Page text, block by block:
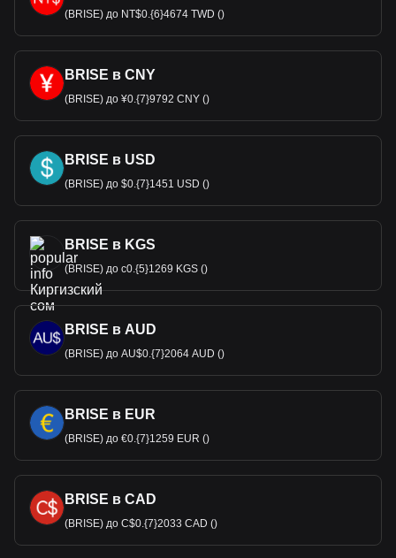
(BRISE) до NT$0.{6}4674 TWD ()
BRISE в CNY
(BRISE) до ¥0.{7}9792 CNY ()
BRISE в USD
(BRISE) до $0.{7}1451 USD ()
BRISE в KGS
(BRISE) до с0.{5}1269 KGS ()
BRISE в AUD
(BRISE) до AU$0.{7}2064 AUD ()
BRISE в EUR
(BRISE) до €0.{7}1259 EUR ()
BRISE в CAD
(BRISE) до C$0.{7}2033 CAD ()